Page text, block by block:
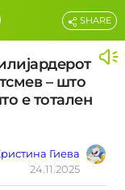
– што
е тотален
Гиева
24.11.2025
SHARE